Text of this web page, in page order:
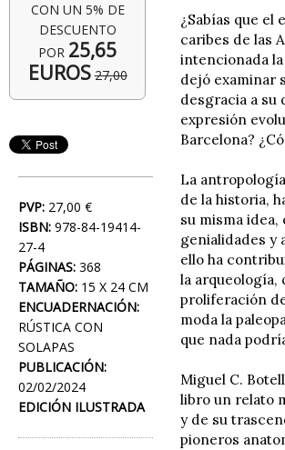
CON UN 5% DE
DESCUENTO
POR 25,65
EUROS 27,00
PVP: 27,00 €
ISBN: 978-84-19414-
27-4
PÁGINAS: 368
TAMAÑO: 15 X 24 CM
ENCUADERNACIÓN:
RÚSTICA CON
SOLAPAS
PUBLICACIÓN:
02/02/2024
EDICIÓN ILUSTRADA
¿Sabías que
caribes de las
intencionada
dejó examinar
desgracia a su
expresión
Barcelona?
La
de la historia,
su misma
genialidades y
ello ha
la arqueología,
proliferación
moda la
que nada
Miguel C.
libro un relato
y de su
pioneros